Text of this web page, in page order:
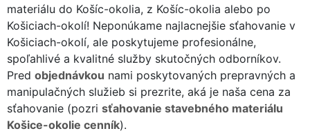
materiálu do Košíc-okolia, z Košíc-okolia alebo po
Košiciach-okolí! Neponúkame najlacnejšie sťahovanie v
Košiciach-okolí, ale poskytujeme profesionálne,
spoľahlivé a kvalitné služby skutočných odborníkov.
Pred objednávkou nami poskytovaných prepravných a
manipulačných služieb si prezrite, aká je naša cena za
sťahovanie (pozri sťahovanie stavebného materiálu
Košice-okolie cenník).